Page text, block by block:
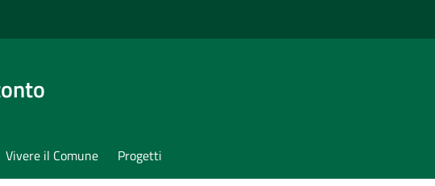
Vivere il Comune Progetti